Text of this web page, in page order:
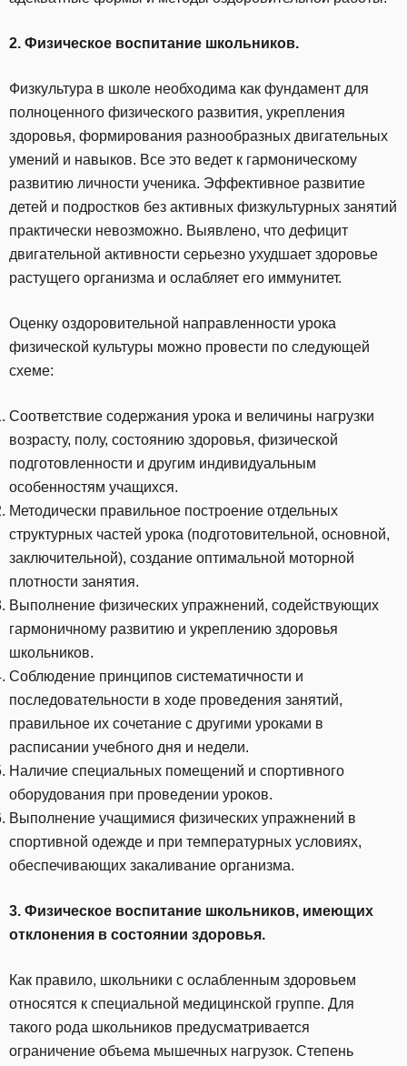
2. Физическое воспитание школьников.
Физкультура в школе необходима как фундамент для
полноценного физического развития, укрепления
здоровья, формирования разнообразных двигательных
умений и навыков. Все это ведет к гармоническому
развитию личности ученика. Эффективное развитие
детей и подростков без активных физкультурных занятий
практически невозможно. Выявлено, что дефицит
двигательной активности серьезно ухудшает здоровье
растущего организма и ослабляет его иммунитет.
Оценку оздоровительной направленности урока
физической культуры можно провести по следующей
схеме:
Соответствие содержания урока и величины нагрузки
возрасту, полу, состоянию здоровья, физической
подготовленности и другим индивидуальным
особенностям учащихся.
Методически правильное построение отдельных
структурных частей урока (подготовительной, основной,
заключительной), создание оптимальной моторной
плотности занятия.
Выполнение физических упражнений, содействующих
гармоничному развитию и укреплению здоровья
школьников.
Соблюдение принципов систематичности и
последовательности в ходе проведения занятий,
правильное их сочетание с другими уроками в
расписании учебного дня и недели.
Наличие специальных помещений и спортивного
оборудования при проведении уроков.
Выполнение учащимися физических упражнений в
спортивной одежде и при температурных условиях,
обеспечивающих закаливание организма.
3. Физическое воспитание школьников, имеющих
отклонения в состоянии здоровья.
Как правило, школьники с ослабленным здоровьем
относятся к специальной медицинской группе. Для
такого рода школьников предусматривается
ограничение объема мышечных нагрузок. Степень